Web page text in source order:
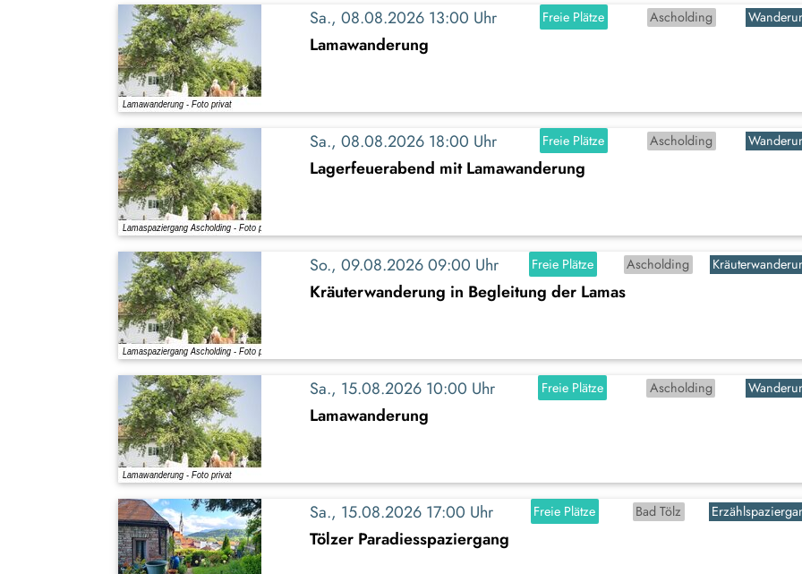
Sa., 08.08.2026 13:00 Uhr Freie Plätze Ascholding
Lamawanderung
Sa., 08.08.2026 18:00 Uhr Freie Plätze Ascholding
Lagerfeuerabend mit Lamawanderung
So., 09.08.2026 09:00 Uhr Freie Plätze Ascholding
Kräuterwanderung in Begleitung der Lamas
Sa., 15.08.2026 10:00 Uhr Freie Plätze Ascholding
Lamawanderung
Sa., 15.08.2026 17:00 Uhr Freie Plätze Bad Tölz
Tölzer Paradiesspaziergang